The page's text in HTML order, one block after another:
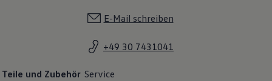
E-Mail schreiben
+49 30 7431041
Teile und Zubehör Service